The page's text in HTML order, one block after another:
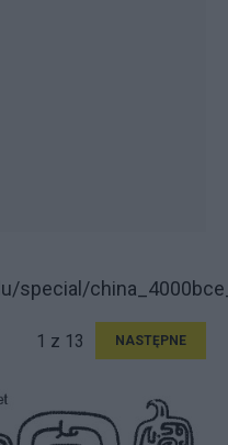
special/
1 z 13 NASTĘPNE